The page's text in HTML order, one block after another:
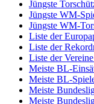
Jüngste
Jüngste WM-
Jüngste WM-
Liste der
Liste der
Liste der
Meiste BL-
Meiste BL-
Meiste
Meiste